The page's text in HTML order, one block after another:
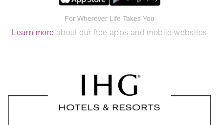
For Wherever Life Takes You
Learn more about our free apps and mobile websites